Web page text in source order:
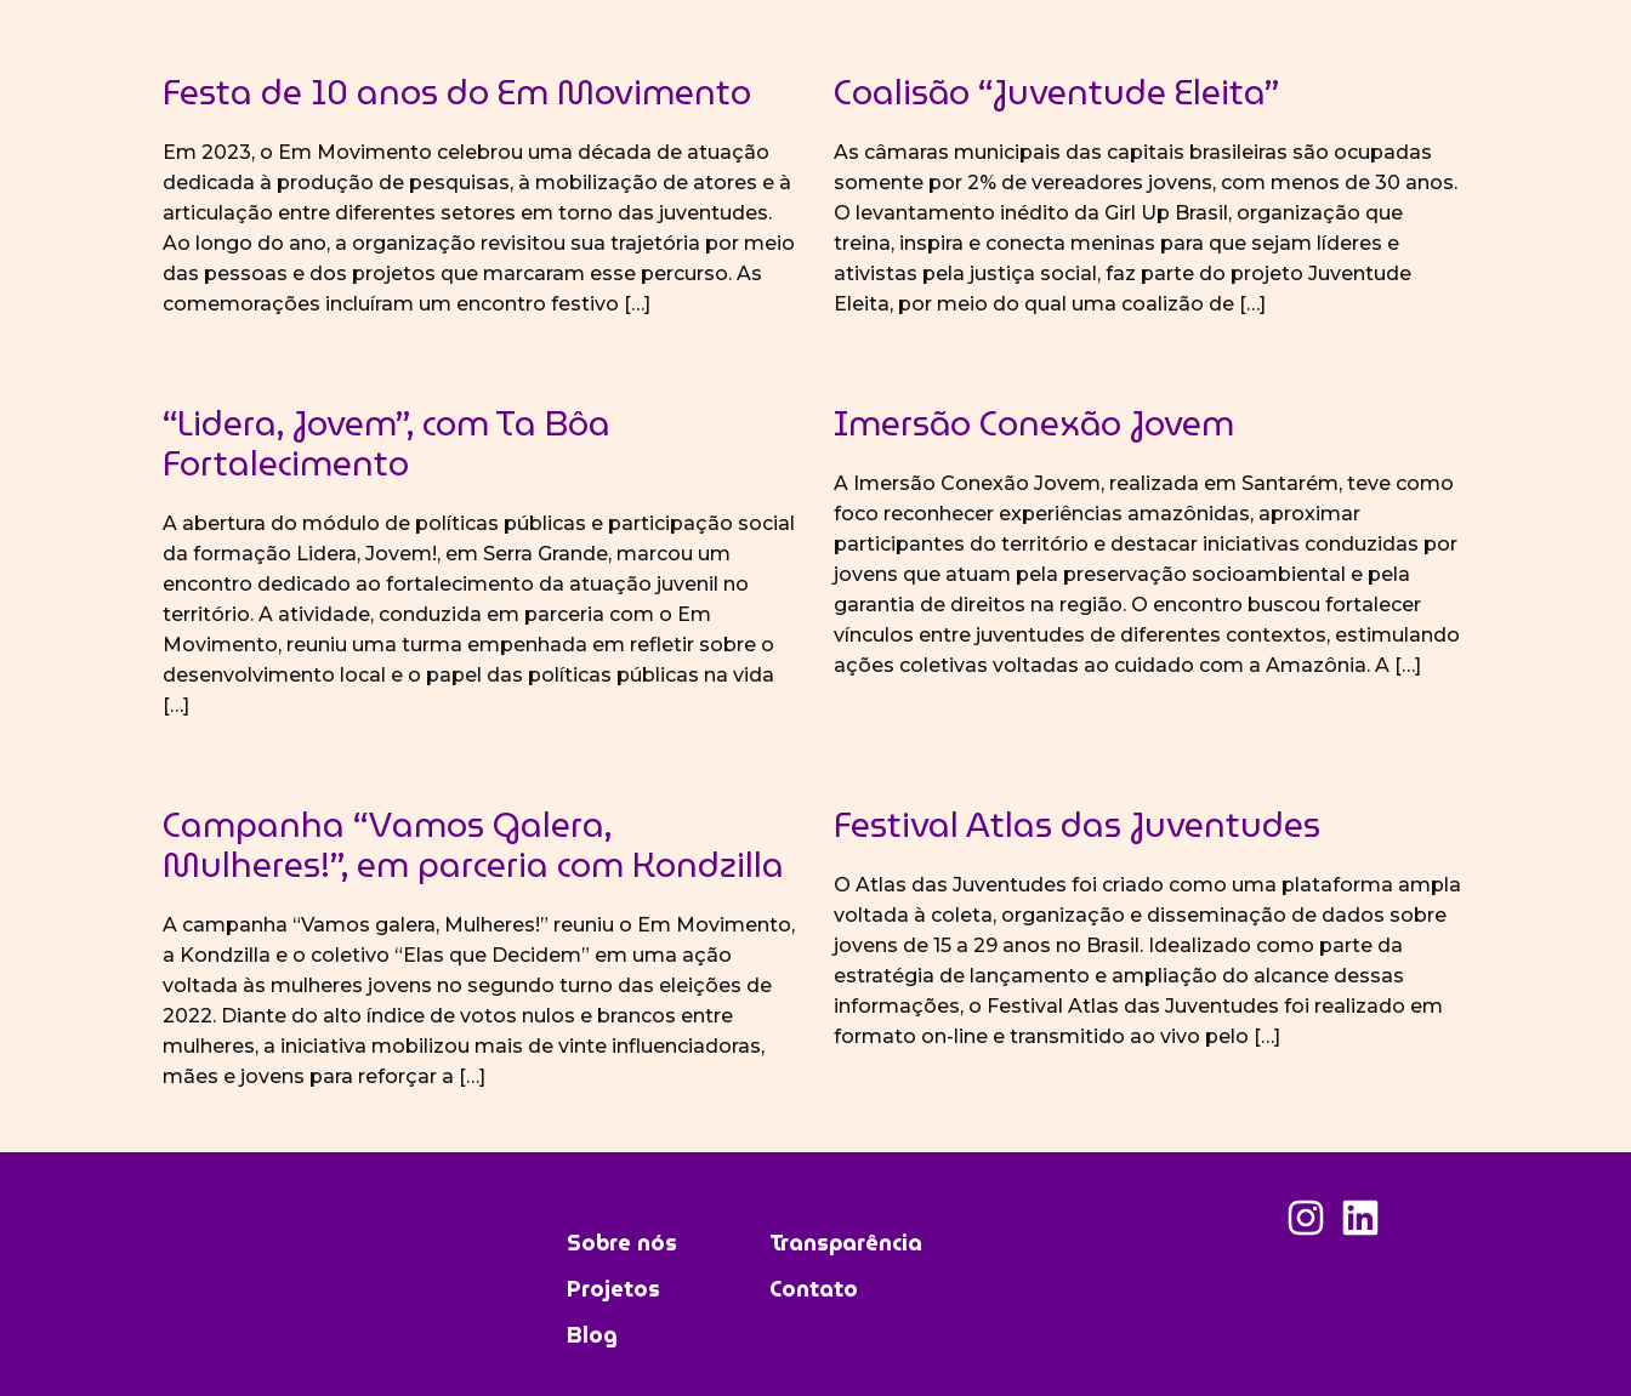
Festa de 10 anos do Em Movimento
Em 2023, o Em Movimento celebrou uma década de atuação
dedicada à produção de pesquisas, à mobilização de atores e à
articulação entre diferentes setores em torno das juventudes.
Ao longo do ano, a organização revisitou sua trajetória por meio
das pessoas e dos projetos que marcaram esse percurso. As
comemorações incluíram um encontro festivo […]
Coalisão “Juventude Eleita”
As câmaras municipais das capitais brasileiras são ocupadas
somente por 2% de vereadores jovens, com menos de 30 anos.
O levantamento inédito da Girl Up Brasil, organização que
treina, inspira e conecta meninas para que sejam líderes e
ativistas pela justiça social, faz parte do projeto Juventude
Eleita, por meio do qual uma coalizão de […]
“Lidera, Jovem”, com Ta Bôa
Fortalecimento
A abertura do módulo de políticas públicas e participação social
da formação Lidera, Jovem!, em Serra Grande, marcou um
encontro dedicado ao fortalecimento da atuação juvenil no
território. A atividade, conduzida em parceria com o Em
Movimento, reuniu uma turma empenhada em refletir sobre o
desenvolvimento local e o papel das políticas públicas na vida
[…]
Imersão Conexão Jovem
A Imersão Conexão Jovem, realizada em Santarém, teve como
foco reconhecer experiências amazônidas, aproximar
participantes do território e destacar iniciativas conduzidas por
jovens que atuam pela preservação socioambiental e pela
garantia de direitos na região. O encontro buscou fortalecer
vínculos entre juventudes de diferentes contextos, estimulando
ações coletivas voltadas ao cuidado com a Amazônia. A […]
Campanha “Vamos Galera,
Mulheres!”, em parceria com Kondzilla
A campanha “Vamos galera, Mulheres!” reuniu o Em Movimento,
a Kondzilla e o coletivo “Elas que Decidem” em uma ação
voltada às mulheres jovens no segundo turno das eleições de
2022. Diante do alto índice de votos nulos e brancos entre
mulheres, a iniciativa mobilizou mais de vinte influenciadoras,
mães e jovens para reforçar a […]
Festival Atlas das Juventudes
O Atlas das Juventudes foi criado como uma plataforma ampla
voltada à coleta, organização e disseminação de dados sobre
jovens de 15 a 29 anos no Brasil. Idealizado como parte da
estratégia de lançamento e ampliação do alcance dessas
informações, o Festival Atlas das Juventudes foi realizado em
formato on-line e transmitido ao vivo pelo […]
Sobre nós
Projetos
Blog
Transparência
Contato
Instagram
Linkedin